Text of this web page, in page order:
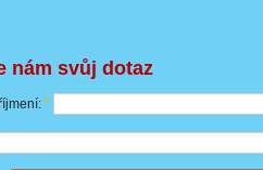
nám svůj dotaz
*